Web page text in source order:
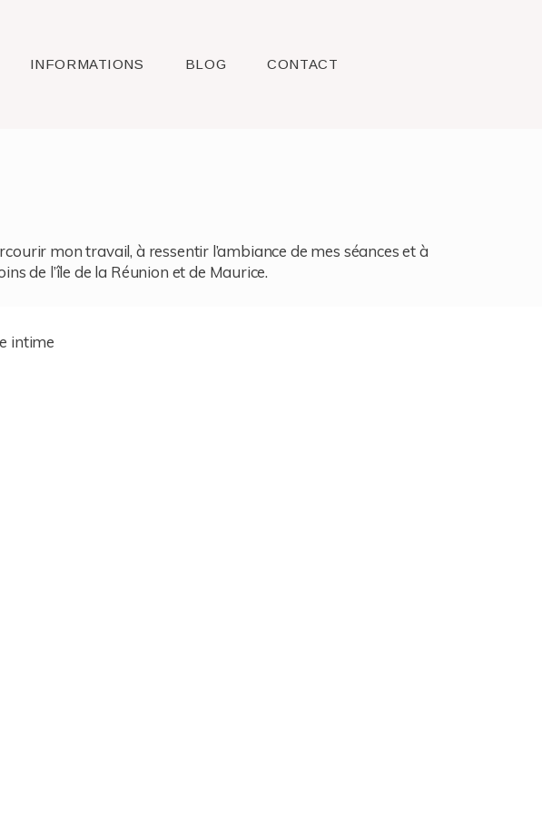
INFORMATIONS BLOG CONTACT
mon travail, à ressentir l’ambiance de mes séances et à
de l’île de la Réunion et de Maurice.